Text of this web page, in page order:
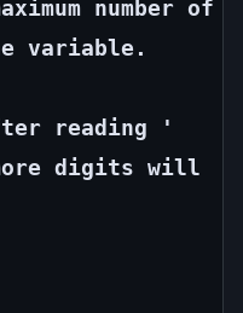
number of
variable.
reading '
digits will